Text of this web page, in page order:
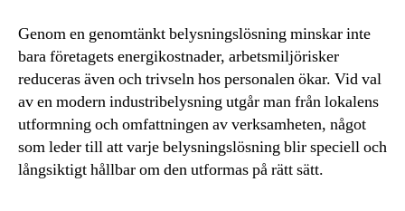
Genom en genomtänkt belysningslösning minskar inte
bara företagets energikostnader, arbetsmiljörisker
reduceras även och trivseln hos personalen ökar. Vid val
av en modern industribelysning utgår man från lokalens
utformning och omfattningen av verksamheten, något
som leder till att varje belysningslösning blir speciell och
långsiktigt hållbar om den utformas på rätt sätt.